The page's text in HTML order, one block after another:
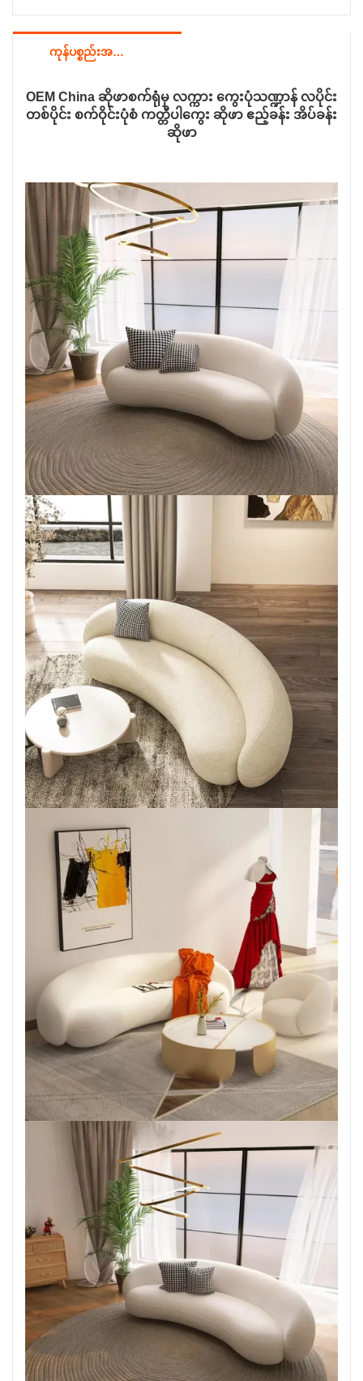
ကုန်ပစ္စည်းအသေးစိတ်
OEM China ဆိုဖာစက်ရုံမှ လက္ကား ကွေးပုံသဏ္ဍာန် လပိုင်း
တစ်ပိုင်း စက်ဝိုင်းပုံစံ ကတ္တီပါကွေး ဆိုဖာ ဧည့်ခန်း အိပ်ခန်း
ဆိုဖာ